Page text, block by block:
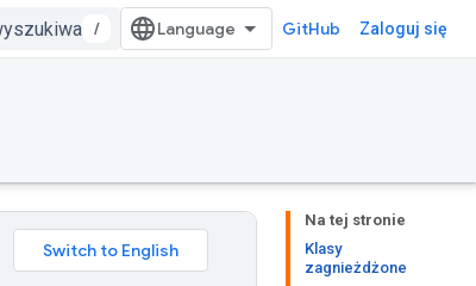
/ GitHub Zaloguj się
Na tej stronie
Klasy
zagnieżdżone